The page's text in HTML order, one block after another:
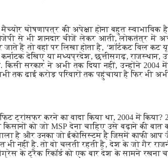
घोषणापत्र की अपेक्षा होना बहुत स्वाभाविक
से भी शानदार चीजें लेकर आती, लोकतंत्र में
हैं तो वहां पर लिखा होता है, ‘शॉर्टकट विल कट यू
देखिए या मध्यप्रदेश, छत्तीसगढ़, राजस्थान,
किसी सरकार ने अभी तक दिया नहीं, उन्होंने 2004
ढाई करोड़ परिवारों तक पहुंचाया है फिर भी
ट्रांसफर करने का वादा किया था, 2004 में किया?
किसानों को जो MSP देना चाहिए उसे बढ़ाने की
वाला है और उनका जो ईकोसिस्टम है जिसमें काफी
भी नहीं है. तो वो चलती रहती है, देश के जो गैर
के ट्रैक रिकॉर्ड को एक बार देश के सामने रखना